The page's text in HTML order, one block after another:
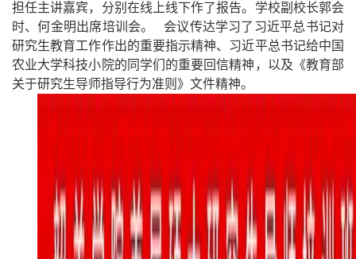
担任主讲嘉宾，分别在线上线下作了报告。学校副校长郭会
时、何金明出席培训会。 会议传达学习了习近平总书记对
研究生教育工作作出的重要指示精神、习近平总书记给中国
农业大学科技小院的同学们的重要回信精神，以及《教育部
关于研究生导师指导行为准则》文件精神。